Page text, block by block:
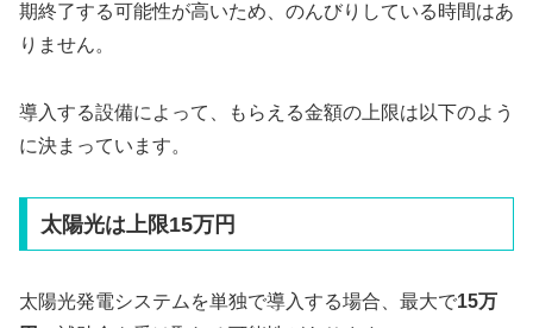
期終了する可能性が高いため、のんびりしている時間はあ
りません。
導入する設備によって、もらえる金額の上限は以下のよう
に決まっています。
太陽光は上限15万円
太陽光発電システムを単独で導入する場合、最大で15万